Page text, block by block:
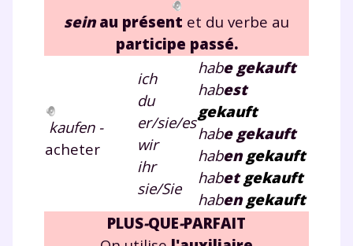
sein au présent et du verbe au
participe passé.
kaufen -
acheter
ich
du
er/sie/es
wir
ihr
sie/Sie
habe gekauft
habest
gekauft
habe gekauft
haben gekauft
habet gekauft
haben gekauft
PLUS-QUE-PARFAIT